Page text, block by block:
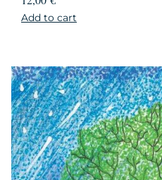
Add to cart